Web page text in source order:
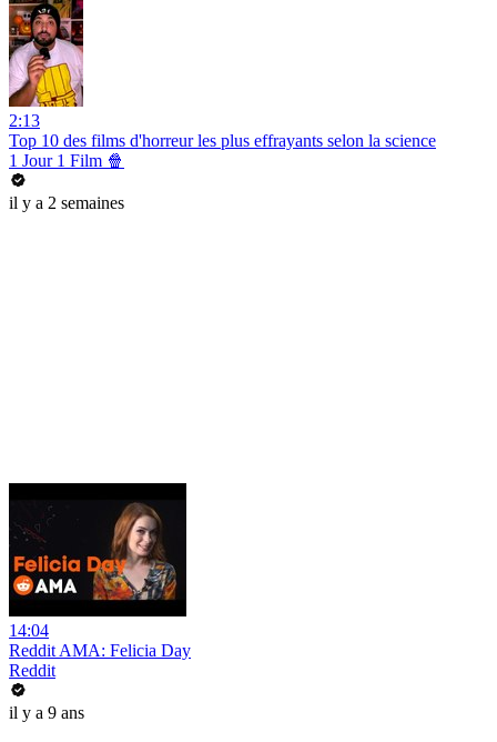
2:13
Top 10 des films d'horreur les plus effrayants selon la science
1 Jour 1 Film 🍿
il y a 2 semaines
14:04
Reddit AMA: Felicia Day
Reddit
il y a 9 ans